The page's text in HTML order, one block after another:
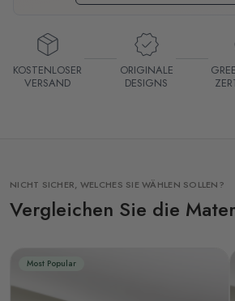
KOSTENLOSER
VERSAND
ORIGINALE
DESIGNS
NICHT SICHER, WELCHES SIE WÄHLEN SOLLEN?
Vergleichen Sie die
Most Popular